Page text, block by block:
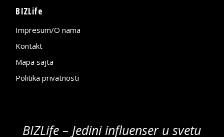
BIZLife
Impresum/O nama
Kontakt
Mapa sajta
Politika privatnosti
BIZLife – Jedini influenser u svetu